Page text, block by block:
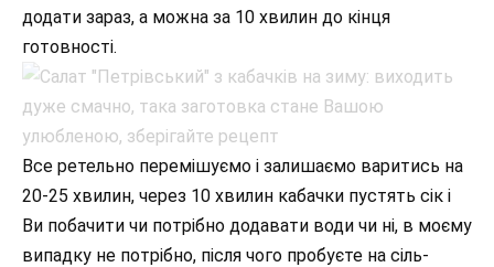
додати зараз, а можна за 10 хвилин до кінця
готовності.
Все ретельно перемішуємо і залишаємо варитись на
20-25 хвилин, через 10 хвилин кабачки пустять сік і
Ви побачити чи потрібно додавати води чи ні, в моєму
випадку не потрібно, після чого пробуєте на сіль-